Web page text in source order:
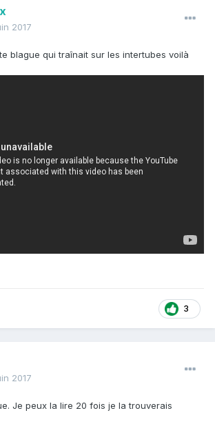
2017
blague qui traînait sur les intertubes voilà
3
2017
Je peux la lire 20 fois je la trouverais